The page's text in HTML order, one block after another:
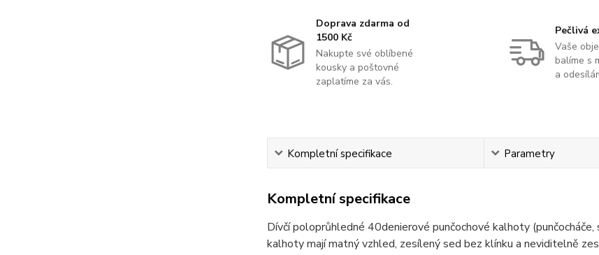
Doprava zdarma od
1500 Kč
Nakupte své oblíbené
kousky a poštovné
zaplatíme za vás.
Pečlivá
Vaše
balíme s
a
Kompletní specifikace Parametry
Kompletní specifikace
Dívčí poloprůhledné 40denierové punčochové kalhoty
kalhoty mají matný vzhled, zesílený sed bez klínku a neviditelně